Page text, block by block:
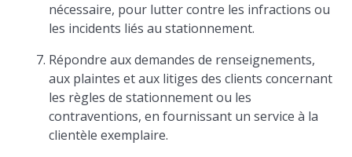
nécessaire, pour lutter contre les infractions ou
les incidents liés au stationnement.
Répondre aux demandes de renseignements,
aux plaintes et aux litiges des clients concernant
les règles de stationnement ou les
contraventions, en fournissant un service à la
clientèle exemplaire.